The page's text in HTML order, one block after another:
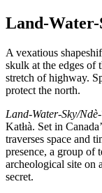
Land-Water-
A vexatious
skulk at the edges of
stretch of highway.
protect the north.
Land-Water-Sky/Ndè-
Katłıà. Set in
traverses space and
presence, a group of
archeological site on
secret.